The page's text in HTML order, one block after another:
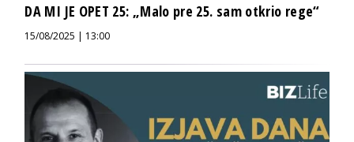
DA MI JE OPET 25: „Malo pre 25. sam otkrio rege“
15/08/2025 | 13:00